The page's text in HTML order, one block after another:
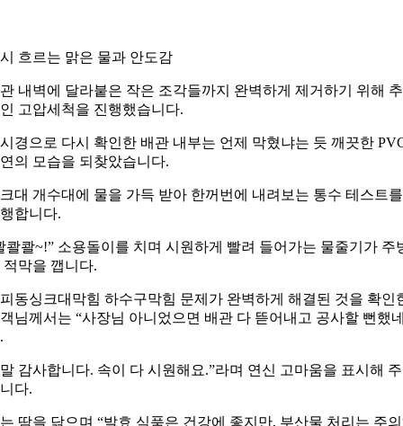
흐르는 맑은 물과 안도감
내벽에 달라붙은 작은 조각들까지 완벽하게 제거하기 위해
고압세척을 진행했습니다.
경으로 다시 확인한 배관 내부는 언제 막혔냐는 듯 깨끗한
의 모습을 되찾았습니다.
대 개수대에 물을 가득 받아 한꺼번에 내려보는 통수 테스트를
합니다.
콸콸~!” 소용돌이를 치며 시원하게 빨려 들어가는 물줄기가 주
적막을 깹니다.
동싱크대막힘 하수구막힘 문제가 완벽하게 해결된 것을 확인
님께서는 “사장님 아니었으면 배관 다 뜯어내고 공사할 뻔했
감사합니다. 속이 다 시원해요.”라며 연신 고마움을 표시해
다.
땀을 닦으며 “발효 식품은 건강에 좋지만, 부산물 처리는 주